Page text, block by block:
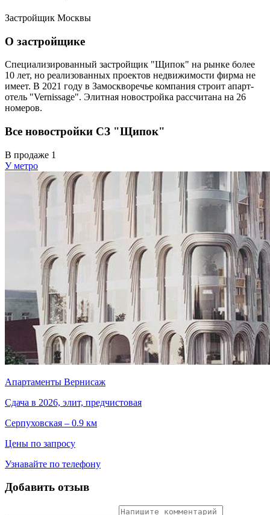
Застройщик Москвы
О застройщике
Специализированный застройщик "Щипок" на рынке более
10 лет, но реализованных проектов недвижимости фирма не
имеет. В 2021 году в Замоскворечье компания строит апарт-
отель "Vernissage". Элитная новостройка рассчитана на 26
номеров.
Все новостройки СЗ "Щипок"
В продаже 1
У метро
Апартаменты Вернисаж
Сдача в 2026, элит, предчистовая
Серпуховская – 0.9 км
Цены по запросу
Узнавайте по телефону
Добавить отзыв